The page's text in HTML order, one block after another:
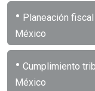
• Planeación fiscal
México
• Cumplimiento
México